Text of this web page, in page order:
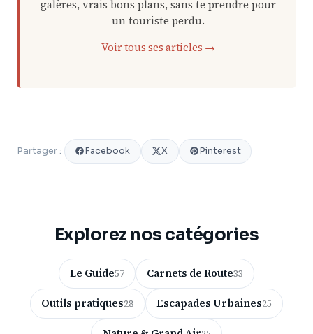
galères, vrais bons plans, sans te prendre pour
un touriste perdu.
Voir tous ses articles →
Partager : Facebook X Pinterest
Explorez nos catégories
Le Guide57 Carnets de Route33
Outils pratiques28 Escapades Urbaines25